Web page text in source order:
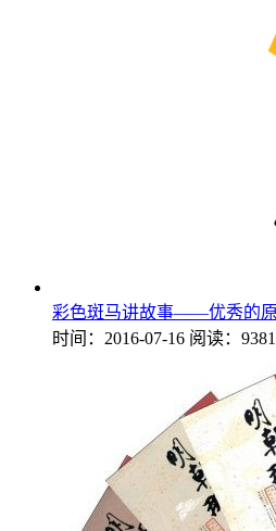
彩色斑马讲故事——优秀的
时间：2016-07-16 阅读：9381